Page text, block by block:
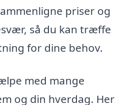
priser og
så du kan træffe
for dine behov.
med mange
og din hverdag. Her